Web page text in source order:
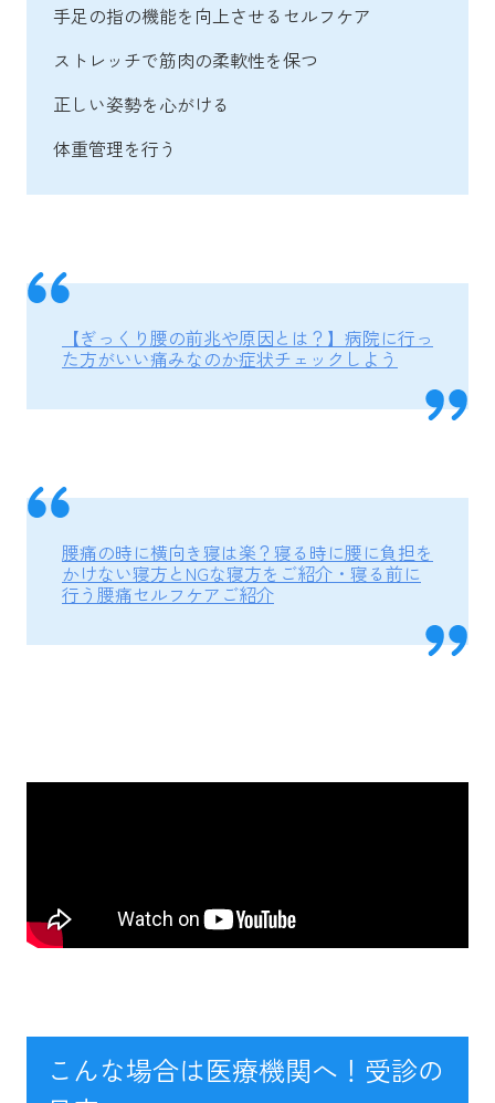
手足の指の機能を向上させるセルフケア
ストレッチで筋肉の柔軟性を保つ
正しい姿勢を心がける
体重管理を行う
【ぎっくり腰の前兆や原因とは？】病院に行っ
た方がいい痛みなのか症状チェックしよう
腰痛の時に横向き寝は楽？寝る時に腰に負担を
かけない寝方とNGな寝方をご紹介・寝る前に
行う腰痛セルフケアご紹介
こんな場合は医療機関へ！受診の